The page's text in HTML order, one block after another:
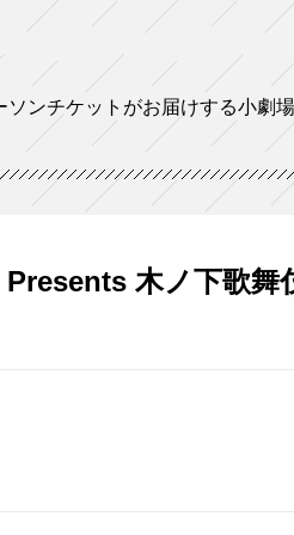
ソンチケットがお届けする小劇
Presents 木ノ下歌舞